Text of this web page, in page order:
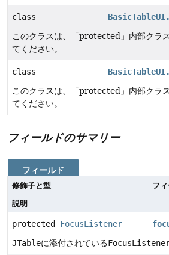
class
このクラスは、「protected」内部クラ
てください。
class
このクラスは、「protected」内部クラ
てください。
フィールドのサマリー
フィールド
修飾子と型
フ
説明
protected FocusListener
JTableに添付されている